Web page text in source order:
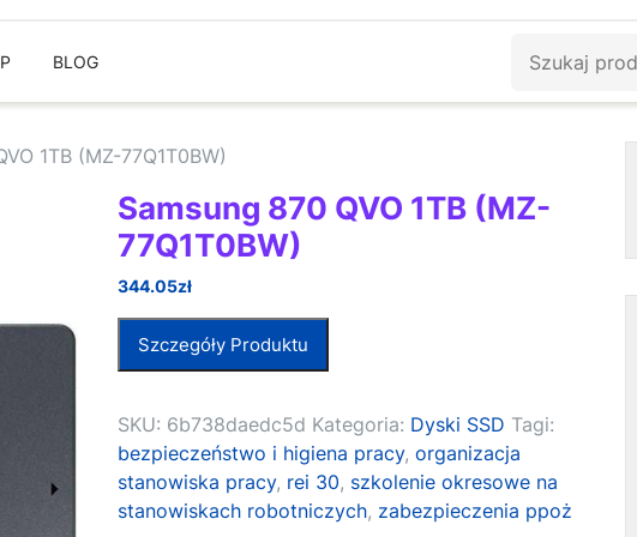
BLOG
1TB (MZ-77Q1T0BW)
Samsung 870 QVO 1TB (MZ-
77Q1T0BW)
344.05zł
Szczegóły Produktu
SKU: 6b738daedc5d Kategoria: Dyski SSD Tagi:
bezpieczeństwo i higiena pracy,organizacja
stanowiska pracy, rei 30, szkolenie okresowe na
stanowiskach robotniczych, zabezpieczenia ppoż